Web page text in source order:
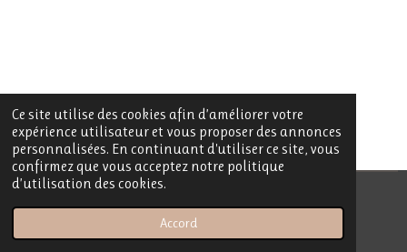
Ce site utilise des cookies afin d’améliorer votre
expérience utilisateur et vous proposer des annonces
personnalisées. En continuant d'utiliser ce site, vous
confirmez que vous acceptez notre politique
d’utilisation des cookies.
Accord